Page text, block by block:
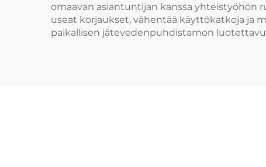
omaavan asiantuntijan kanssa yhteistyöhön
useat korjaukset, vähentää käyttökatkoja ja
paikallisen jätevedenpuhdistamon